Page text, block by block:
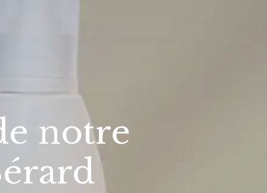
notre